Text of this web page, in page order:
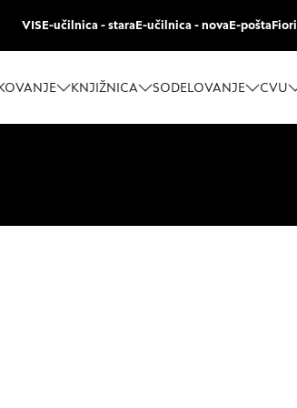
VISE-učilnica - staraE-učilnica - novaE-poštaFiori
KNJIŽNICA SODELOVANJE CVU
informacije običajno ne
spletno
imena kategorij, da si